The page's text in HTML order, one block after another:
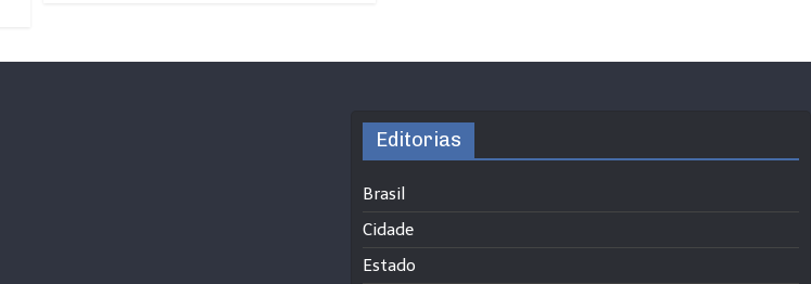
Editorias
Brasil
Cidade
Estado